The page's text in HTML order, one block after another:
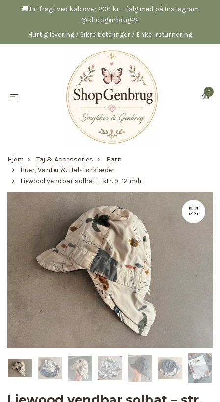
🚚 Fri fragt ved køb over 200 kr. - følg med på Instagram
@shopgenbrug22
Hurtig levering / Sikre betalinger / Enkel returnering
0
Hjem Tøj & Accessories
Børn
Huer, Vanter & Halstørklæder
Liewood vendbar solhat – str. 9–12 mdr.